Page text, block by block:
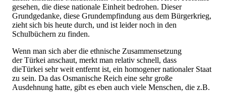
gesehen, die diese nationale Einheit bedrohen. Dieser
Grundgedanke, diese Grundempfindung aus dem Bürgerkrieg,
zieht sich bis heute durch, und ist leider noch in den
Schulbüchern zu finden.
Wenn man sich aber die ethnische Zusammensetzung
der Türkei anschaut, merkt man relativ schnell, dass
dieTürkei sehr weit entfernt ist, ein homogener nationaler Staat
zu sein. Da das Osmanische Reich eine sehr große
Ausdehnung hatte, gibt es eben auch viele Menschen, die z.B.